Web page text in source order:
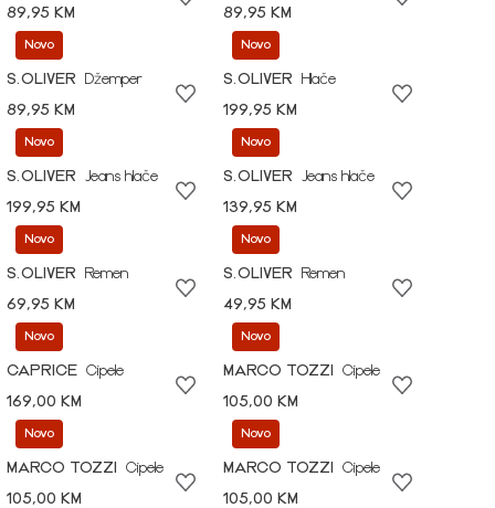
89,95 KM
89,95 KM
Novo
S.OLIVER
Džemper
89,95 KM
Novo
S.OLIVER
Hlače
199,95 KM
Novo
S.OLIVER
Jeans hlače
199,95 KM
Novo
S.OLIVER
Jeans hlače
139,95 KM
Novo
S.OLIVER
Remen
69,95 KM
Novo
S.OLIVER
Remen
49,95 KM
Novo
CAPRICE Cipele
169,00 KM
Novo
MARCO TOZZI
Cipele
105,00 KM
Novo
MARCO TOZZI
Cipele
105,00 KM
Novo
MARCO TOZZI
Cipele
105,00 KM